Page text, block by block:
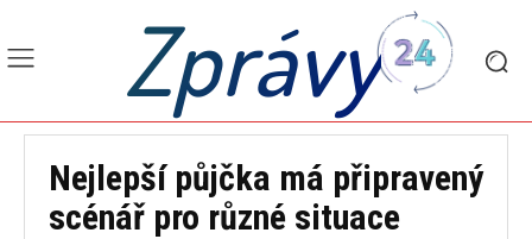
Zprávy
Nejlepší půjčka má připravený
scénář pro různé situace